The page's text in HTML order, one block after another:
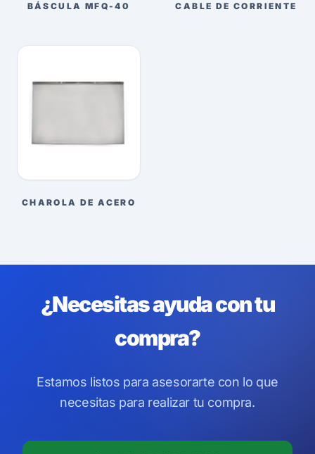
BÁSCULA MFQ-40 CABLE DE CORRIENTE
CHAROLA DE ACERO
¿Necesitas ayuda con tu
compra?
Estamos listos para asesorarte con lo que
necesitas para realizar tu compra.